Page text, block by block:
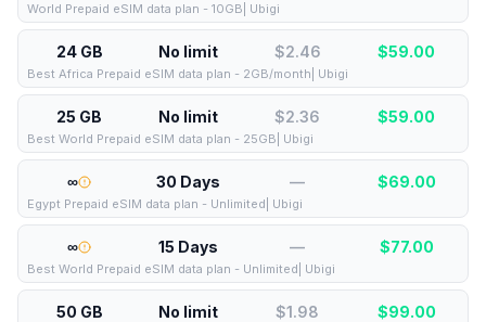
World Prepaid eSIM data plan - 10GB| Ubigi
24 GB No limit $2.46 $59.00
Best Africa Prepaid eSIM data plan - 2GB/month| Ubigi
25 GB No limit $2.36 $59.00
Best World Prepaid eSIM data plan - 25GB| Ubigi
∞ 30 Days — $69.00
Egypt Prepaid eSIM data plan - Unlimited| Ubigi
∞ 15 Days — $77.00
Best World Prepaid eSIM data plan - Unlimited| Ubigi
50 GB No limit $1.98 $99.00